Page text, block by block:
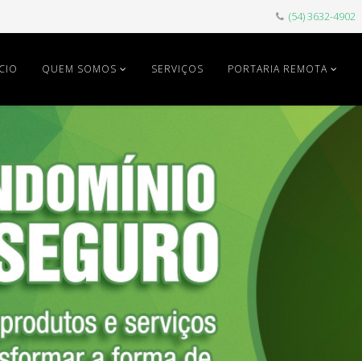
(54) 3632-4902
QUEM SOMOS SERVIÇOS PORTARIA REMOTA